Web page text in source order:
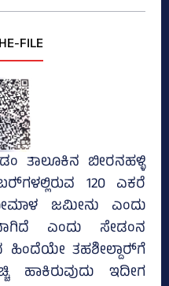
FILE
ತಾಲೂಕಿನ ಬೀರನಹಳ್ಳಿ
120 ಎಕರೆ
ಜಮೀನು ಎಂದು
ಎಂದು ಸೇಡಂನ
ಹಿಂದೆಯೇ ತಹಶೀಲ್ದಾರ್‍‌ಗೆ
ಹಾಕಿರುವುದು ಇದೀಗ